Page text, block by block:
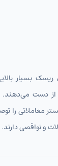
ریسک بسیار
از دست
را
و نواقصی دارند.